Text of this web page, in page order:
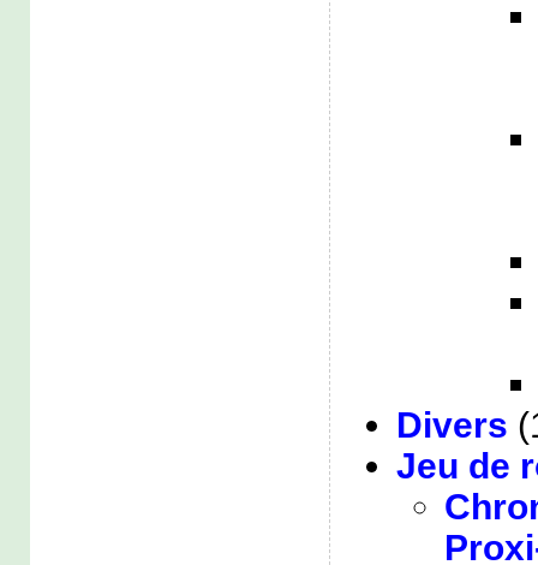
Divers
Jeu de